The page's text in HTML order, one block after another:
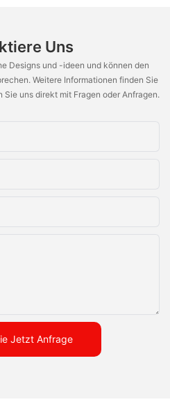
Uns
Designs und -ideen und können den
Weitere Informationen finden Sie
uns direkt mit Fragen oder Anfragen.
Jetzt Anfrage